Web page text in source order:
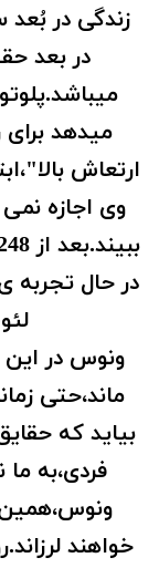
زندگی در
در بعد
میدهد
ارتعاش
وی اجازه
در حال تجربه
ونوس در این
ماند،حتی
بیاید که
فردی،به
ونوس،همین
خواهند